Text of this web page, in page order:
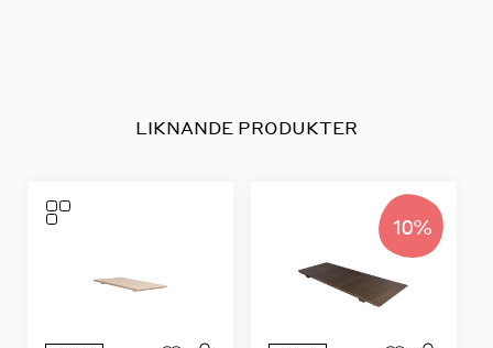
LIKNANDE PRODUKTER
10%